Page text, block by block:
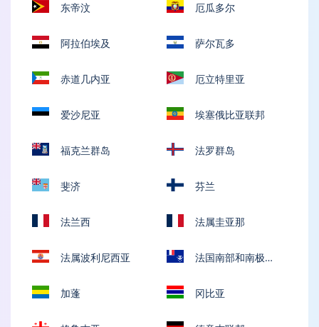
东帝汶 厄瓜多尔
阿拉伯埃及 萨尔瓦多
赤道几内亚 厄立特里亚
爱沙尼亚 埃塞俄比亚联邦
福克兰群岛 法罗群岛
斐济 芬兰
法兰西 法属圭亚那
法属波利尼西亚
法国南部和南极土
地
加蓬 冈比亚